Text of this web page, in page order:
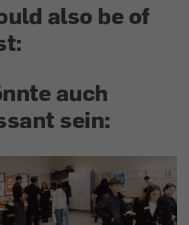
also be of
auch
sein: